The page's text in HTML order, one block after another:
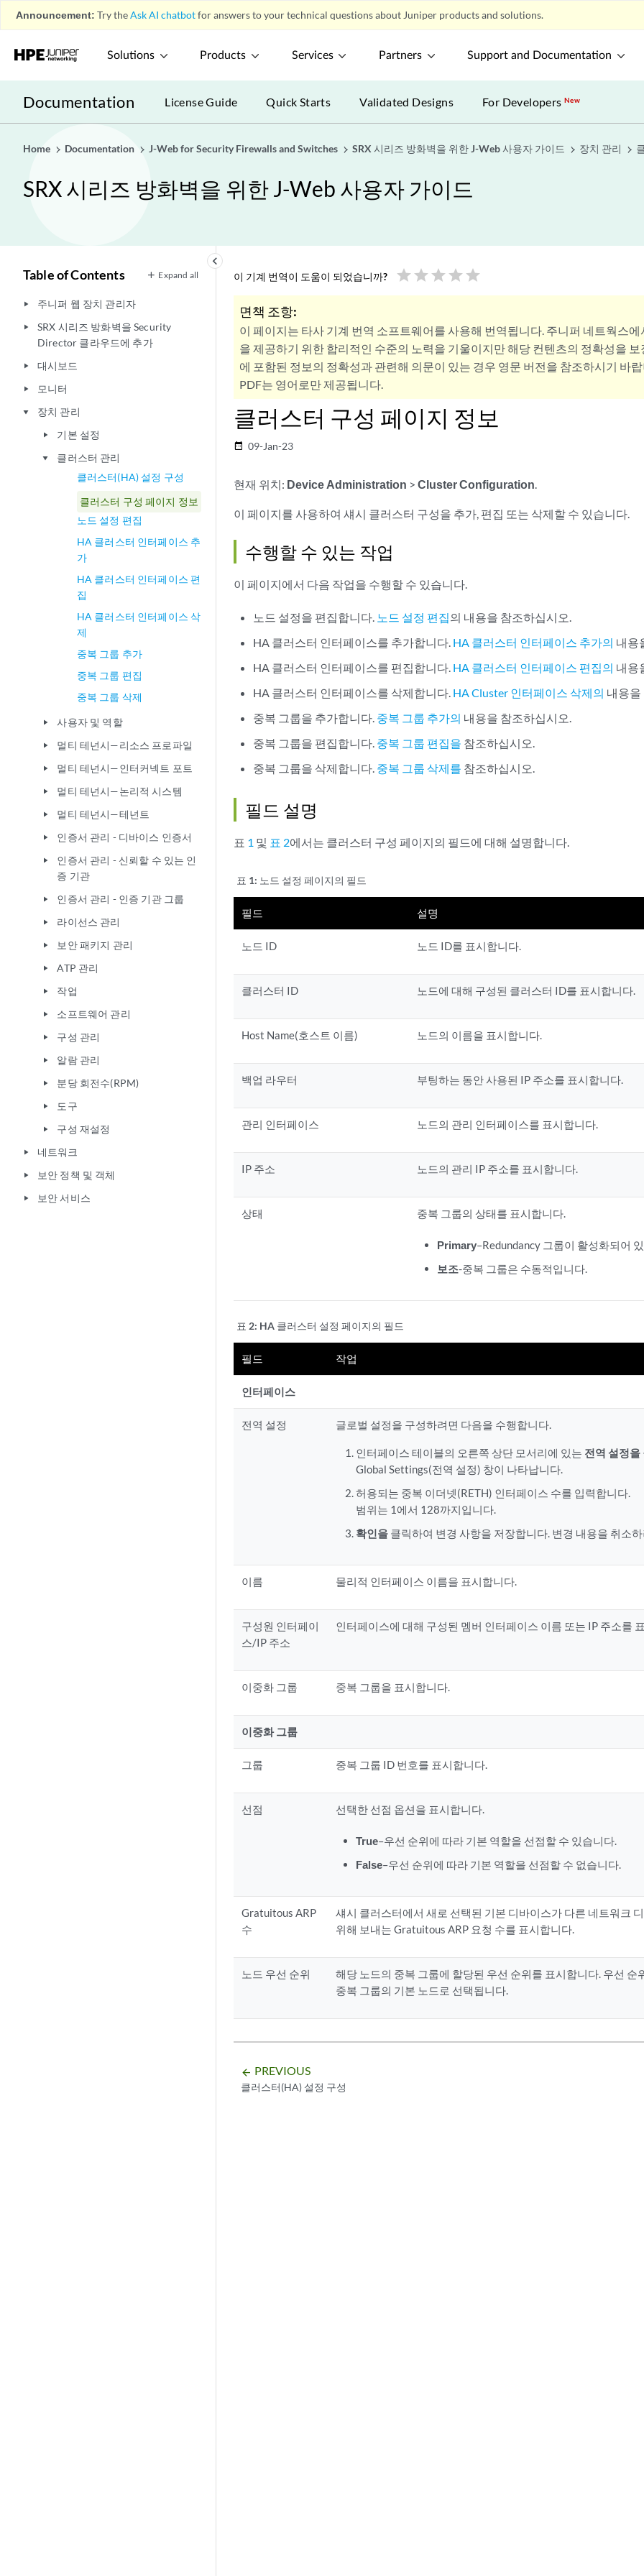
Announcement: Try theAsk AI chatbotfor answers to your technical questions about Juniper products and solutions.
Solutions Products Services Partners Support and Documentation
Documentation License Guide Quick Starts Validated Designs For DevelopersNew
Home Documentation J-Web for Security Firewalls and Switches SRX 시리즈 방화벽을 위한 J-Web 사용자 가이드 장치 관리
SRX 시리즈 방화벽을 위한 J-Web 사용자 가이드
keyboard_arrow_left
Table of Contents Expand all
play_arrow 주니퍼 웹 장치 관리자
play_arrow
SRX 시리즈 방화벽을 Security
Director 클라우드에 추가
play_arrow 대시보드
play_arrow 모니터
play_arrow 장치 관리
play_arrow 기본 설정
play_arrow
클러스터 관리
클러스터(HA) 설정 구성
클러스터 구성 페이지 정보
노드 설정 편집
HA 클러스터 인터페이스 추
가
HA 클러스터 인터페이스 편
집
HA 클러스터 인터페이스 삭
제
중복 그룹 추가
중복 그룹 편집
중복 그룹 삭제
play_arrow 사용자 및 역할
play_arrow 멀티 테넌시—리소스 프로파일
play_arrow 멀티 테넌시—인터커넥트 포트
play_arrow 멀티 테넌시—논리적 시스템
play_arrow 멀티 테넌시—테넌트
play_arrow 인증서 관리 - 디바이스 인증서
play_arrow
인증서 관리 - 신뢰할 수 있는 인
증 기관
play_arrow 인증서 관리 - 인증 기관 그룹
play_arrow 라이선스 관리
play_arrow 보안 패키지 관리
play_arrow ATP 관리
play_arrow 작업
play_arrow 소프트웨어 관리
play_arrow 구성 관리
play_arrow 알람 관리
play_arrow 분당 회전수(RPM)
play_arrow 도구
play_arrow 구성 재설정
play_arrow 네트워크
play_arrow 보안 정책 및 객체
play_arrow 보안 서비스
이 기계 번역이 도움이 되었습니까? star star star star star
면책 조항:
이 페이지는 타사 기계 번역 소프트웨어를 사용해 번역됩니다. 주니퍼 네트웍스
을 제공하기 위한 합리적인 수준의 노력을 기울이지만 해당 컨텐츠의 정확성을 보
에 포함된 정보의 정확성과 관련해 의문이 있는 경우 영문 버전을 참조하시기 바
PDF는 영어로만 제공됩니다.
클러스터 구성 페이지 정보
date_range 09-Jan-23
현재 위치: Device Administration > Cluster Configuration.
이 페이지를 사용하여 섀시 클러스터 구성을 추가, 편집 또는 삭제할 수 있습니다.
수행할 수 있는 작업
이 페이지에서 다음 작업을 수행할 수 있습니다.
노드 설정을 편집합니다. 노드 설정 편집의 내용을 참조하십시오.
HA 클러스터 인터페이스를 추가합니다. HA 클러스터 인터페이스 추가의 내용
HA 클러스터 인터페이스를 편집합니다. HA 클러스터 인터페이스 편집의 내용
HA 클러스터 인터페이스를 삭제합니다. HA Cluster 인터페이스 삭제의 내용을
중복 그룹을 추가합니다. 중복 그룹 추가의 내용을 참조하십시오.
중복 그룹을 편집합니다. 중복 그룹 편집을 참조하십시오.
중복 그룹을 삭제합니다. 중복 그룹 삭제를 참조하십시오.
필드 설명
표 1 및 표 2에서는 클러스터 구성 페이지의 필드에 대해 설명합니다.
표 1: 노드 설정 페이지의 필드
필드 설명
노드 ID 노드 ID를 표시합니다.
클러스터 ID 노드에 대해 구성된 클러스터 ID를 표시합니다.
Host Name(호스트 이름) 노드의 이름을 표시합니다.
백업 라우터 부팅하는 동안 사용된 IP 주소를 표시합니다.
관리 인터페이스 노드의 관리 인터페이스를 표시합니다.
IP 주소 노드의 관리 IP 주소를 표시합니다.
상태 중복 그룹의 상태를 표시합니다.
Primary–Redundancy 그룹이 활성화되어
보조-중복 그룹은 수동적입니다.
표 2: HA 클러스터 설정 페이지의 필드
필드 작업
인터페이스
전역 설정 글로벌 설정을 구성하려면 다음을 수행합니다.
인터페이스 테이블의 오른쪽 상단 모서리에 있는 전역 설정을
Global Settings(전역 설정) 창이 나타납니다.
허용되는 중복 이더넷(RETH) 인터페이스 수를 입력합니다.
범위는 1에서 128까지입니다.
확인을클릭하여 변경 사항을 저장합니다. 변경 내용을 취소하
이름 물리적 인터페이스 이름을 표시합니다.
구성원 인터페이
스/IP 주소
인터페이스에 대해 구성된 멤버 인터페이스 이름 또는 IP 주소를
이중화 그룹 중복 그룹을 표시합니다.
이중화 그룹
그룹 중복 그룹 ID 번호를 표시합니다.
선점 선택한 선점 옵션을 표시합니다.
True–우선 순위에 따라 기본 역할을 선점할 수 있습니다.
False–우선 순위에 따라 기본 역할을 선점할 수 없습니다.
Gratuitous ARP
수
섀시 클러스터에서 새로 선택된 기본 디바이스가 다른 네트워크
위해 보내는 Gratuitous ARP 요청 수를 표시합니다.
노드 우선 순위
해당 노드의 중복 그룹에 할당된 우선 순위를 표시합니다. 우선 순
중복 그룹의 기본 노드로 선택됩니다.
arrow_backward PREVIOUS
클러스터(HA) 설정 구성